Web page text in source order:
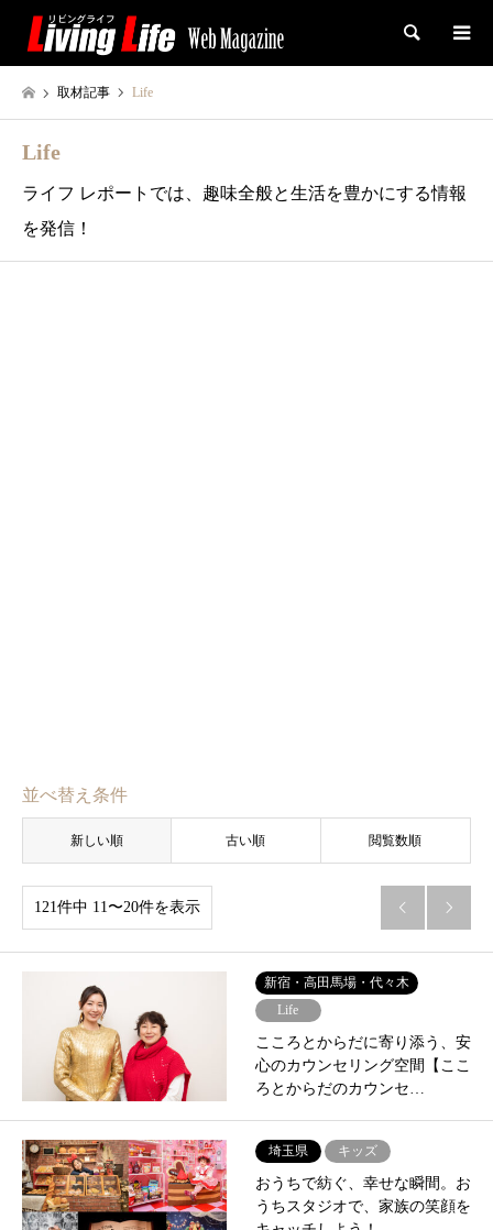
検索
取材記事 Life
Life
ライフ レポートでは、趣味全般と生活を豊かにする情報
を発信！
並べ替え条件
新しい順 古い順 閲覧数順
121件中 11〜20件を表示  
新宿・高田馬場・代々木
Life
こころとからだに寄り添う、安
心のカウンセリング空間【ここ
ろとからだのカウンセ…
埼玉県 キッズ
おうちで紡ぐ、幸せな瞬間。お
うちスタジオで、家族の笑顔を